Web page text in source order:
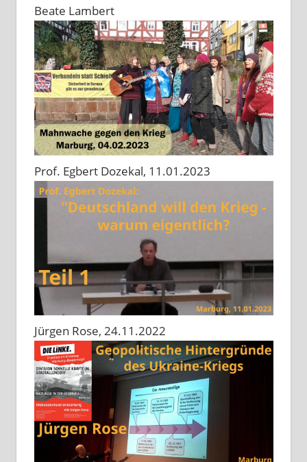
Beate Lambert
Prof. Egbert Dozekal, 11.01.2023
Jürgen Rose, 24.11.2022